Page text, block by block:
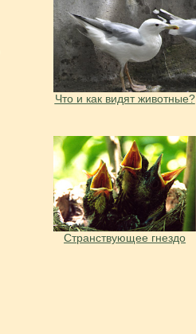
Что и как видят животные?
Странствующее гнездо